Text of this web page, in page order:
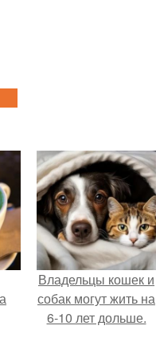
Владельцы кошек и
собак могут жить на
6-10 лет дольше.